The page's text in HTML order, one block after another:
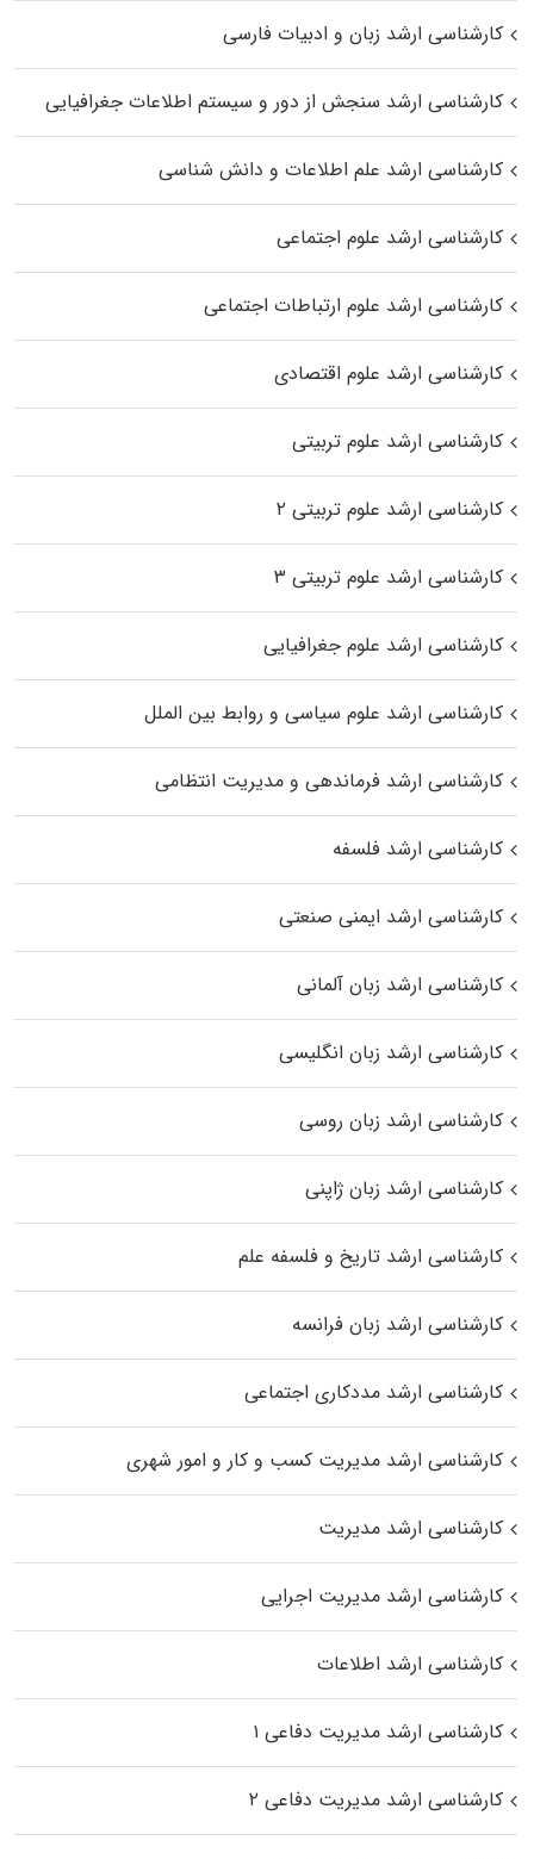
کارشناسی ارشد زبان و ادبیات فارسی
کارشناسی ارشد سنجش از دور و سیستم اطلاعات جغرافیایی
کارشناسی ارشد علم اطلاعات و دانش شناسی
کارشناسی ارشد علوم اجتماعی
کارشناسی ارشد علوم ارتباطات اجتماعی
کارشناسی ارشد علوم اقتصادی
کارشناسی ارشد علوم تربیتی
کارشناسی ارشد علوم تربیتی ۲
کارشناسی ارشد علوم تربیتی ۳
کارشناسی ارشد علوم جغرافیایی
کارشناسی ارشد علوم سیاسی و روابط بین الملل
کارشناسی ارشد فرماندهی و مدیریت انتظامی
کارشناسی ارشد فلسفه
کارشناسی ارشد ایمنی صنعتی
کارشناسی ارشد زبان آلمانی
کارشناسی ارشد زبان انگلیسی
کارشناسی ارشد زبان روسی
کارشناسی ارشد زبان ژاپنی
کارشناسی ارشد تاریخ و فلسفه علم
کارشناسی ارشد زبان فرانسه
کارشناسی ارشد مددکاری اجتماعی
کارشناسی ارشد مدیریت کسب و کار و امور شهری
کارشناسی ارشد مدیریت
کارشناسی ارشد مدیریت اجرایی
کارشناسی ارشد اطلاعات
کارشناسی ارشد مدیریت دفاعی ۱
کارشناسی ارشد مدیریت دفاعی ۲